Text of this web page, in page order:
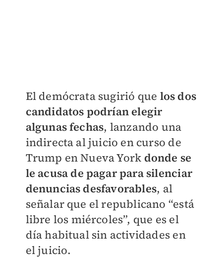
El demócrata sugirió que los dos
candidatos podrían elegir
algunas fechas, lanzando una
indirecta al juicio en curso de
Trump en Nueva York donde se
le acusa de pagar para silenciar
denuncias desfavorables, al
señalar que el republicano “está
libre los miércoles”, que es el
día habitual sin actividades en
el juicio.